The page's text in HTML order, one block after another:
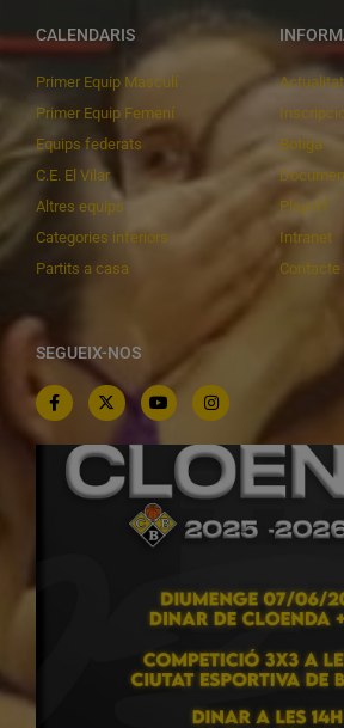
CALENDARIS
Primer Equip Masculí
Primer Equip Femení
Equips federats
C.E. El Vilar
Altres equips
Categories inferiors
Partits a casa
Actualitat
Botiga
Playoff
Intranet
Contacte
SEGUEIX-NOS